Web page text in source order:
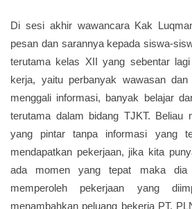
Di sesi akhir wawancara Kak
pesan dan sarannya kepada siswa-
terutama kelas XII yang sebentar
kerja, yaitu perbanyak wawasan
menggali informasi, banyak belajar
terutama dalam bidang TJKT. Beliau
yang pintar tanpa informasi yang
mendapatkan pekerjaan, jika kita
ada momen yang tepat maka dia
memperoleh pekerjaan yang
menambahkan peluang bekerja PT.